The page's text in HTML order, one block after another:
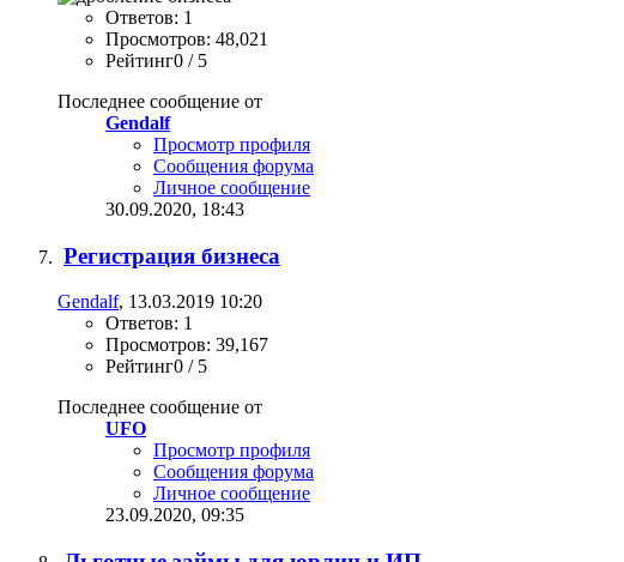
Ответов: 1
Просмотров: 48,021
Рейтинг0 / 5
Последнее сообщение от
Gendalf
Просмотр профиля
Сообщения форума
Личное сообщение
30.09.2020, 18:43
Регистрация бизнеса
Gendalf, 13.03.2019 10:20
Ответов: 1
Просмотров: 39,167
Рейтинг0 / 5
Последнее сообщение от
UFO
Просмотр профиля
Сообщения форума
Личное сообщение
23.09.2020, 09:35